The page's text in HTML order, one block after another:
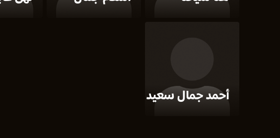
أحمد جمال سعيد